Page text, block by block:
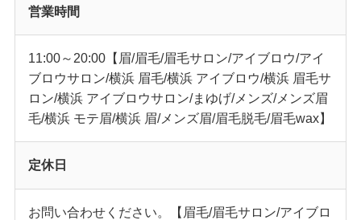
営業時間
11:00～20:00【眉/眉毛/眉毛サロン/アイブロウ/アイ
ブロウサロン/横浜 眉毛/横浜 アイブロウ/横浜 眉毛サ
ロン/横浜 アイブロウサロン/まゆげ/メンズ/メンズ眉
毛/横浜 モテ眉/横浜 眉/メンズ眉/眉毛脱毛/眉毛wax】
定休日
お問い合わせください。【眉毛/眉毛サロン/アイブロ